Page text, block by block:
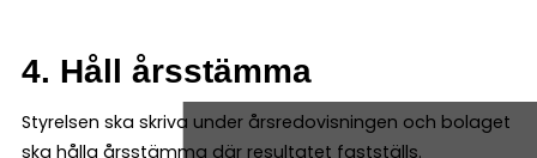
4. Håll årsstämma
Styrelsen ska skriva under årsredovisningen och bolaget
ska hålla årsstämma där resultatet fastställs.